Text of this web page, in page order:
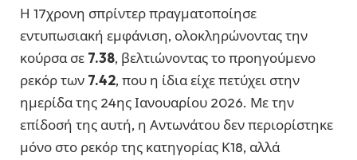
Η 17χρονη σπρίντερ πραγματοποίησε
εντυπωσιακή εμφάνιση, ολοκληρώνοντας την
κούρσα σε 7.38, βελτιώνοντας το προηγούμενο
ρεκόρ των 7.42, που η ίδια είχε πετύχει στην
ημερίδα της 24ης Ιανουαρίου 2026. Με την
επίδοσή της αυτή, η Αντωνάτου δεν περιορίστηκε
μόνο στο ρεκόρ της κατηγορίας Κ18, αλλά